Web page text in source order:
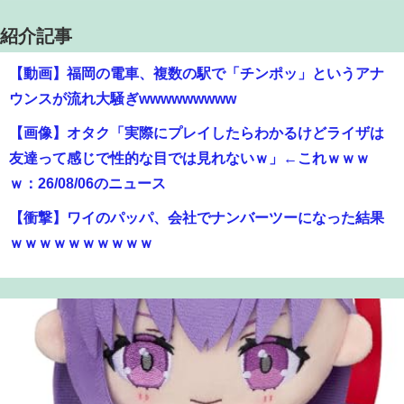
紹介記事
【動画】福岡の電車、複数の駅で「チンポッ」というアナ
ウンスが流れ大騒ぎwwwwwwwww
【画像】オタク「実際にプレイしたらわかるけどライザは
友達って感じで性的な目では見れないｗ」←これｗｗｗ
ｗ：26/08/06のニュース
【衝撃】ワイのパッパ、会社でナンバーツーになった結果
ｗｗｗｗｗｗｗｗｗｗ
【爆笑】最近のオスガキ、名前がダサすぎるｗｗｗｗ ：
26/08/05のニュース
【悲報】高市早苗に逆らった財務官僚、異例の左遷ｗｗｗ
ｗｗｗｗｗ
【画像】美人すぎる女医、ガチで見つかる。めちゃくちゃ